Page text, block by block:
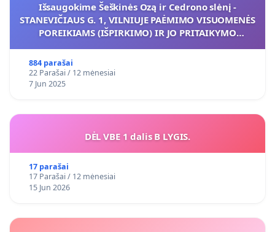
Išsaugokime Šeškinės Ozą ir Cedrono slėnį -
STANEVIČIAUS G. 1, VILNIUJE PAĖMIMO VISUOMENĖS
POREIKIAMS (IŠPIRKIMO) IR JO PRITAIKYMO
884 parašai
22 Parašai / 12 mėnesiai
7 Jun 2025
DĖL VBE 1 dalis B LYGIS.
17 parašai
17 Parašai / 12 mėnesiai
15 Jun 2026